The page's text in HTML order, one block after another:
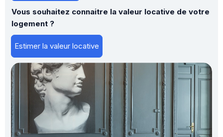
Vous souhaitez connaitre la valeur locative de votre
logement ?
Estimer la valeur locative